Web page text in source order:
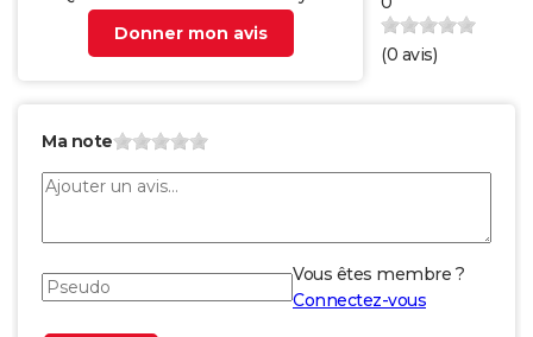
Donner mon avis
(0 avis)
Ma note
Vous êtes membre ?
Connectez-vous